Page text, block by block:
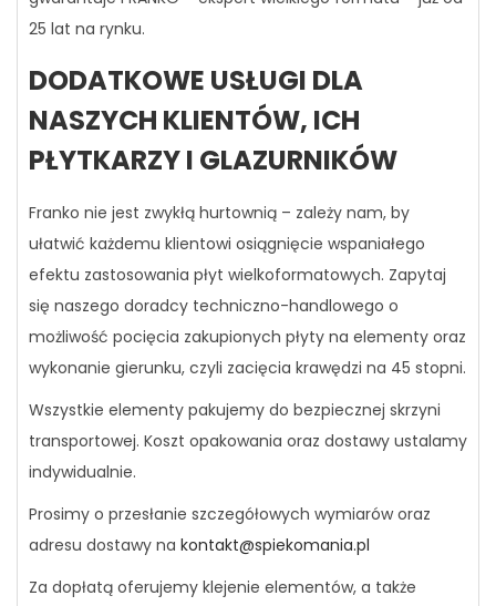
25 lat na rynku.
DODATKOWE USŁUGI DLA
NASZYCH KLIENTÓW, ICH
PŁYTKARZY I GLAZURNIKÓW
Franko nie jest zwykłą hurtownią – zależy nam, by
ułatwić każdemu klientowi osiągnięcie wspaniałego
efektu zastosowania płyt wielkoformatowych. Zapytaj
się naszego doradcy techniczno-handlowego o
możliwość pocięcia zakupionych płyty na elementy oraz
wykonanie gierunku, czyli zacięcia krawędzi na 45 stopni.
Wszystkie elementy pakujemy do bezpiecznej skrzyni
transportowej. Koszt opakowania oraz dostawy ustalamy
indywidualnie.
Prosimy o przesłanie szczegółowych wymiarów oraz
adresu dostawy na kontakt@spiekomania.pl
Za dopłatą oferujemy klejenie elementów, a także